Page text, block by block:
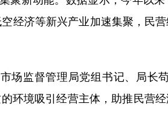
经济等新兴产业加速集聚，民
监督管理局党组书记、局长
环境吸引经营主体，助推民营经